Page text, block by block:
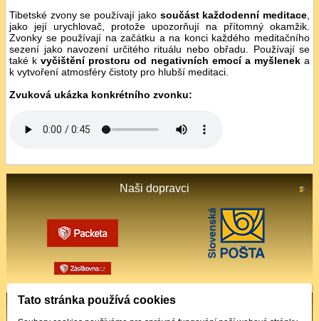
Naši dopravci
Podporované platby
Tibetské zvony se používají jako součást každodenní meditace
jako její urychlovač, protože upozorňují na přítomný okamžik.
Zvonky se používají na začátku a na konci každého meditačního
sezení jako navození určitého rituálu nebo obřadu. Používají se
také kvyčištění prostoru od negativních emocí a myšleneka
k vytvoření atmosféry čistoty pro hlubší meditaci.
Zvuková ukázka konkrétního zvonku:
Tato stránka používá cookies